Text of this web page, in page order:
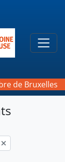
de Bruxelles